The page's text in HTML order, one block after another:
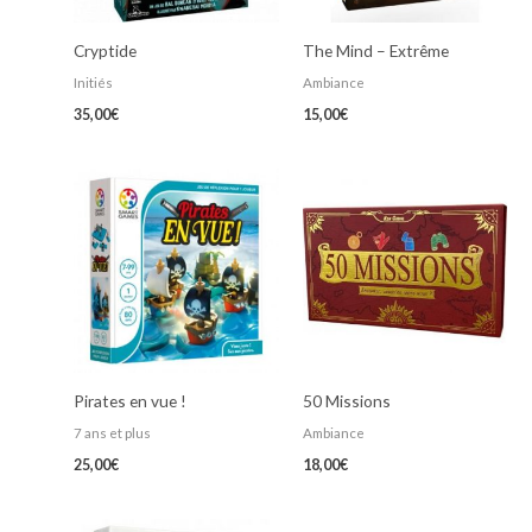
Cryptide
Initiés
35,00€
The Mind – Extrême
Ambiance
15,00€
Pirates en vue !
7 ans et plus
25,00€
50 Missions
Ambiance
18,00€